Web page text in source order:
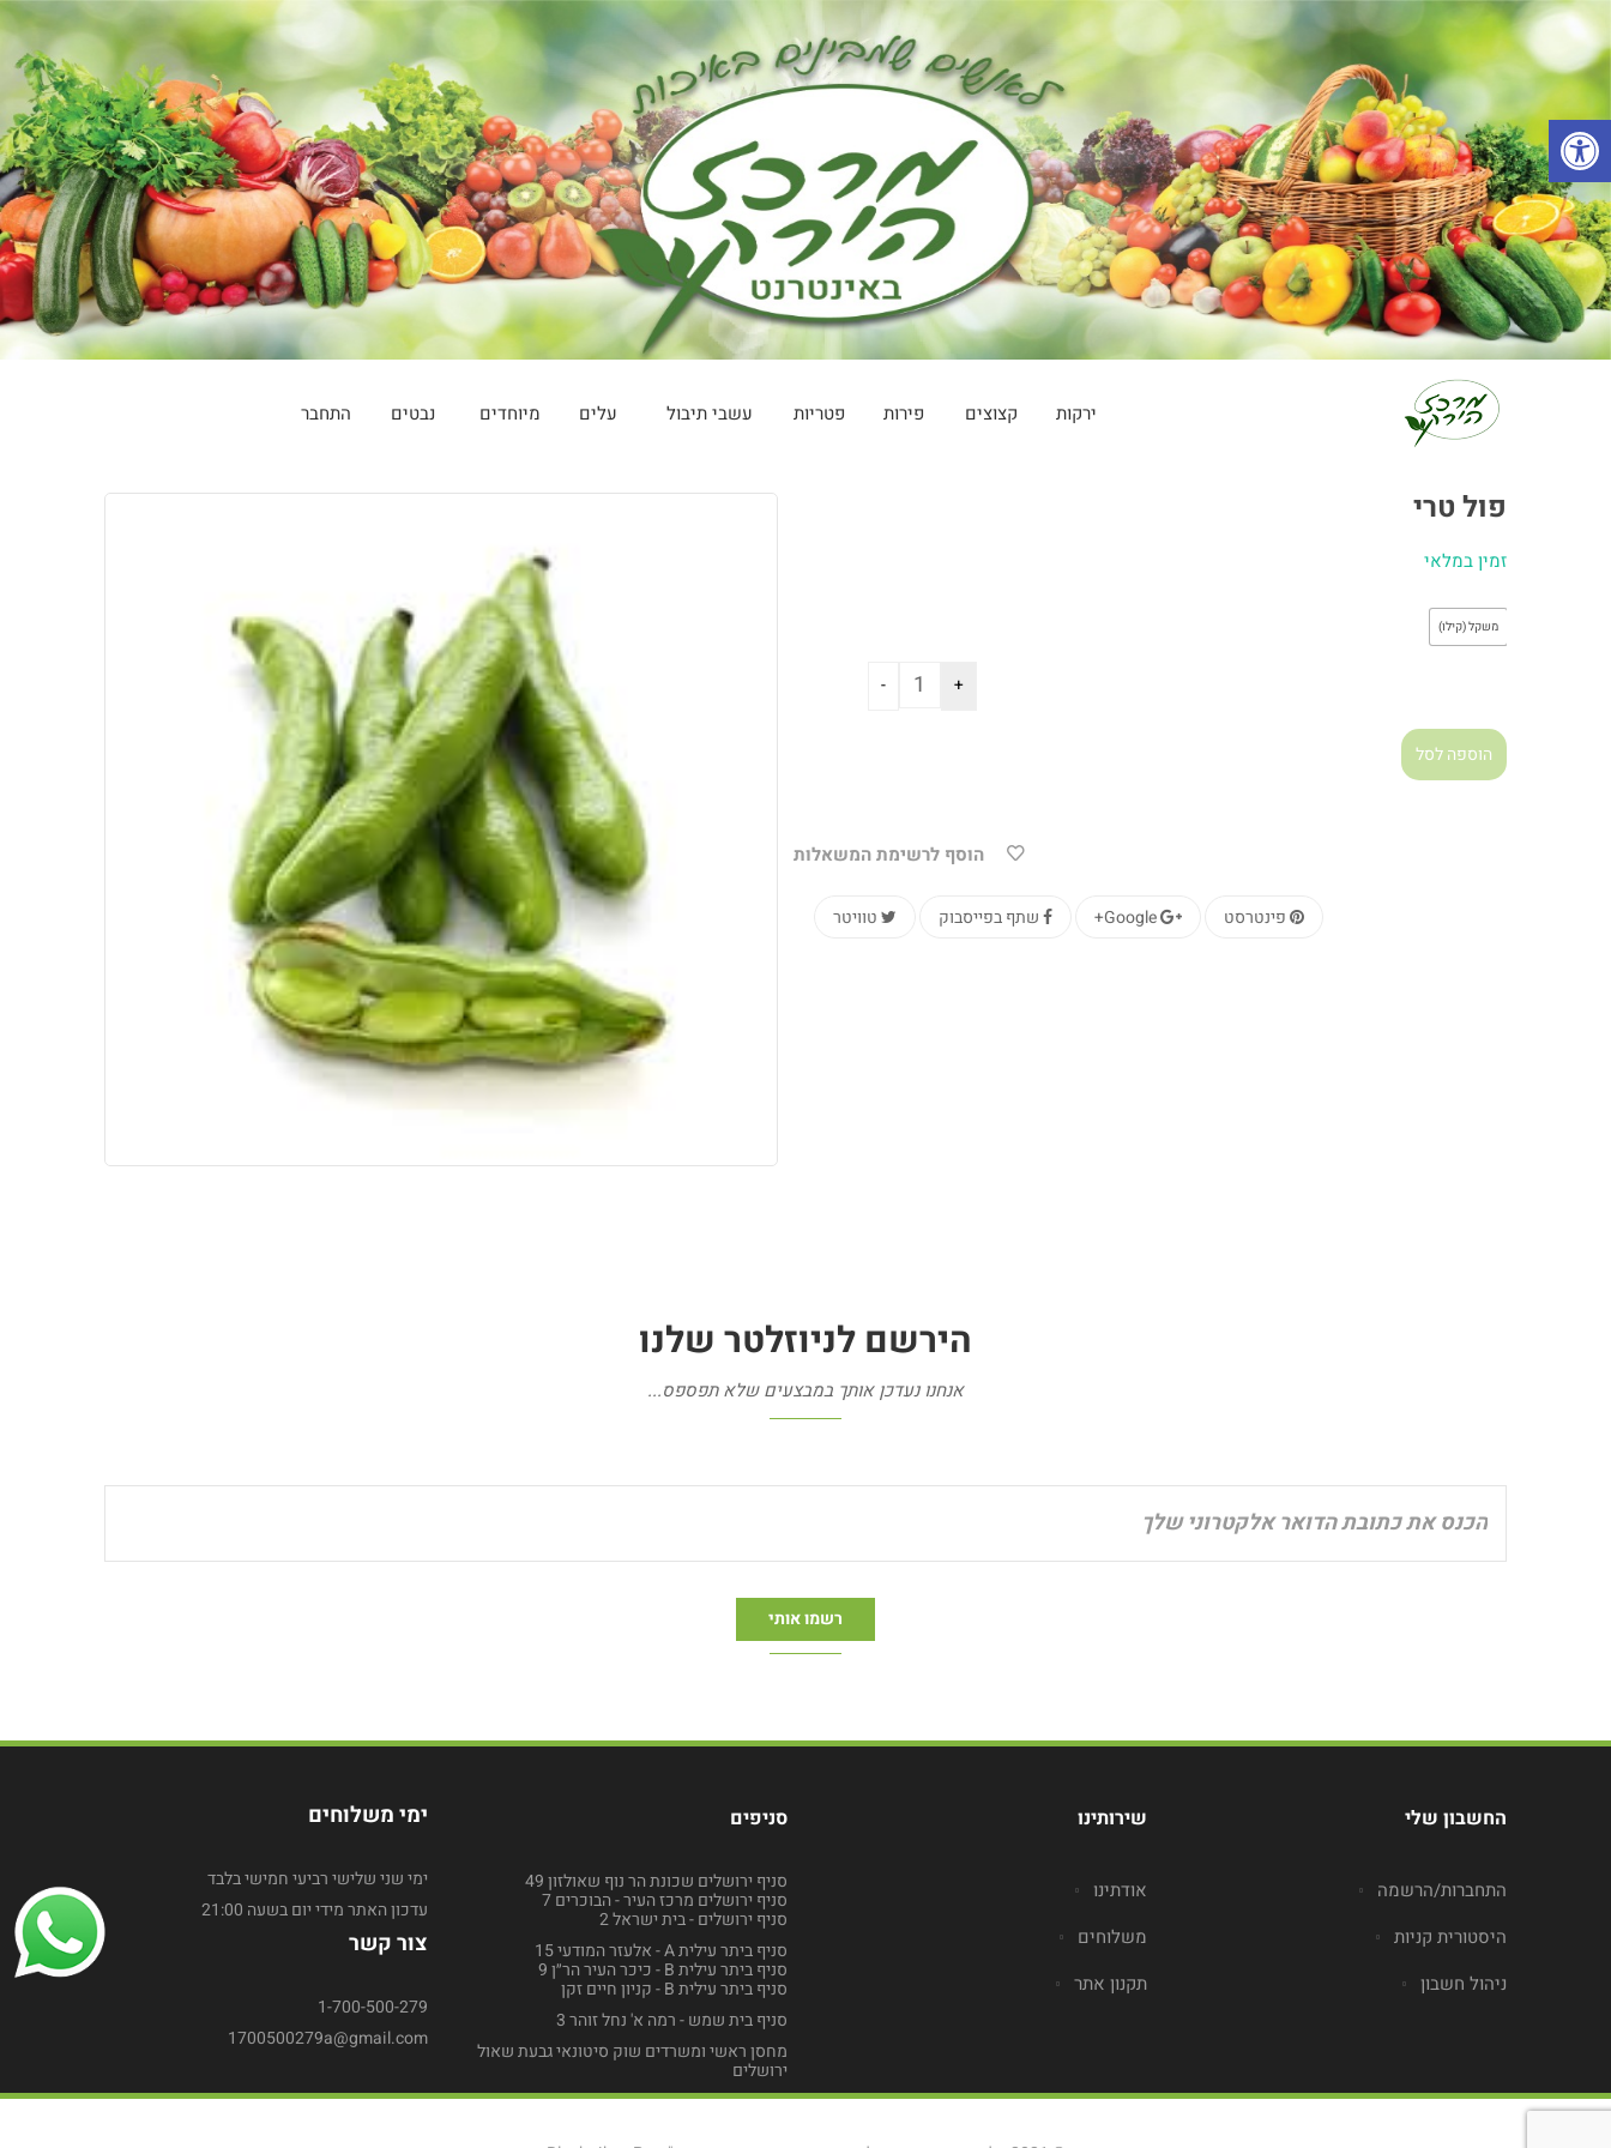
פתח סרגל נגישות
ירקות קצוצים פירות פטריות עשבי תיבול עלים מיוחדים נבטים התחבר
פול טרי
זמין במלאי
משקל (קילו)
הוספה לסל
הוסף לרשימת המשאלות
טוויטר שתף בפייסבוק Google+ פינטרסט
הירשם לניוזלטר שלנו
אנחנו נעדכן אותך במבצעים שלא תפספס...
ימי משלוחים
ימי שני שלישי רביעי חמישי בלבד
עדכון האתר מידי יום בשעה 21:00
צור קשר
1-700-500-279
1700500279a@gmail.com
סניפים
סניף ירושלים שכונת הר נוף שאולזון 49
סניף ירושלים מרכז העיר - הבוכרים 7
סניף ירושלים - בית ישראל 2
סניף ביתר עילית A - אלעזר המודעי 15
סניף ביתר עילית B - כיכר העיר הר״ן 9
סניף ביתר עילית B - קניון חיים זקן
סניף בית שמש - רמה א' נחל זוהר 3
מחסן ראשי ומשרדים שוק סיטונאי גבעת שאול
ירושלים
שירותינו
אודתינו
משלוחים
תקנון אתר
החשבון שלי
התחברות/הרשמה
היסטורית קניות
ניהול חשבון